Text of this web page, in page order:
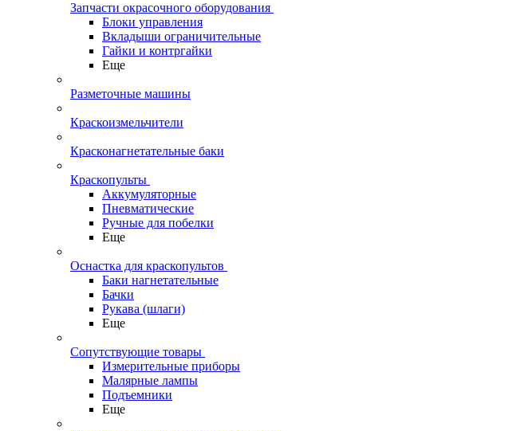
Запчасти окрасочного оборудования
Блоки управления
Вкладыши ограничительные
Гайки и контргайки
Еще
Разметочные машины
Краскоизмельчители
Красконагнетательные баки
Краскопульты
Аккумуляторные
Пневматические
Ручные для побелки
Еще
Оснастка для краскопультов
Баки нагнетательные
Бачки
Рукава (шлаги)
Еще
Сопутствующие товары
Измерительные приборы
Малярные лампы
Подъемники
Еще